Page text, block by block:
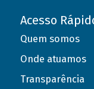
Acesso
Quem somos
Onde atuamos
Transparência